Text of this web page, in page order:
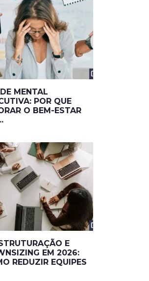
MENTAL
POR QUE
O BEM-ESTAR
E
EM 2026:
REDUZIR EQUIPES